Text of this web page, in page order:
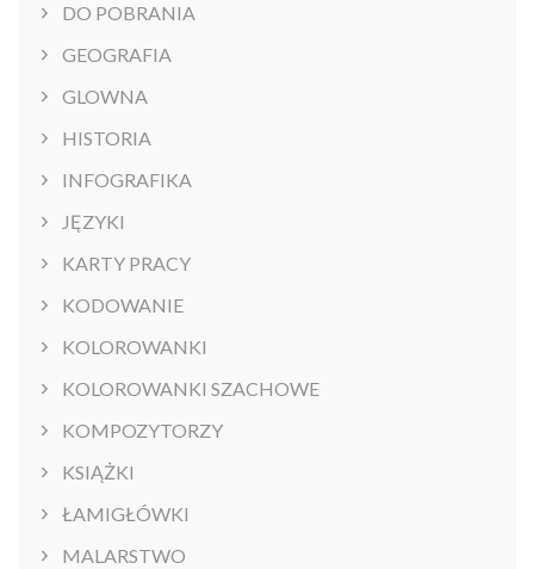
DO POBRANIA
GEOGRAFIA
GLOWNA
HISTORIA
INFOGRAFIKA
JĘZYKI
KARTY PRACY
KODOWANIE
KOLOROWANKI
KOLOROWANKI SZACHOWE
KOMPOZYTORZY
KSIĄŻKI
ŁAMIGŁÓWKI
MALARSTWO